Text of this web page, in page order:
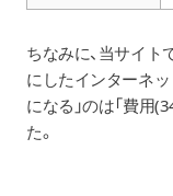
ちなみに、当サイ
にしたインターネッ
になる」のは「費用
た。